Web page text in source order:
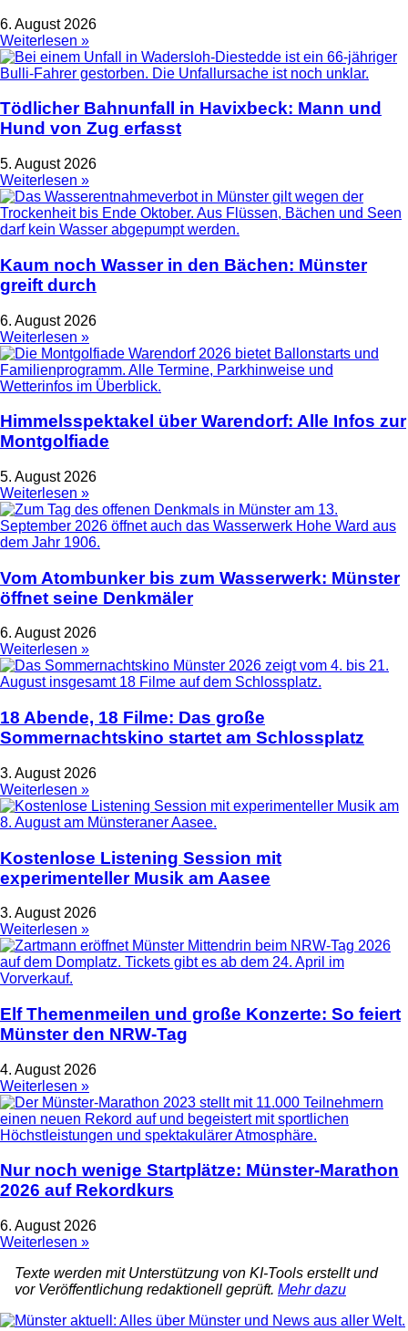
6. August 2026
Weiterlesen »
Tödlicher Bahnunfall in Havixbeck: Mann und
Hund von Zug erfasst
5. August 2026
Weiterlesen »
Kaum noch Wasser in den Bächen: Münster
greift durch
6. August 2026
Weiterlesen »
Himmelsspektakel über Warendorf: Alle Infos zur
Montgolfiade
5. August 2026
Weiterlesen »
Vom Atombunker bis zum Wasserwerk: Münster
öffnet seine Denkmäler
6. August 2026
Weiterlesen »
18 Abende, 18 Filme: Das große
Sommernachtskino startet am Schlossplatz
3. August 2026
Weiterlesen »
Kostenlose Listening Session mit
experimenteller Musik am Aasee
3. August 2026
Weiterlesen »
Elf Themenmeilen und große Konzerte: So feiert
Münster den NRW-Tag
4. August 2026
Weiterlesen »
Nur noch wenige Startplätze: Münster-Marathon
2026 auf Rekordkurs
6. August 2026
Weiterlesen »
Texte werden mit Unterstützung von KI-Tools erstellt und
vor Veröffentlichung redaktionell geprüft. Mehr dazu